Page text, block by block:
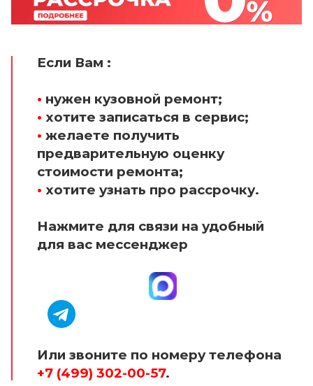
Если Вам :
• нужен кузовной ремонт;
• хотите записаться в сервис;
• желаете получить
предварительную оценку
стоимости ремонта;
• хотите узнать про рассрочку.
Нажмите для связи на удобный
для вас мессенджер
Или звоните по номеру телефона
+7 (499) 302-00-57.